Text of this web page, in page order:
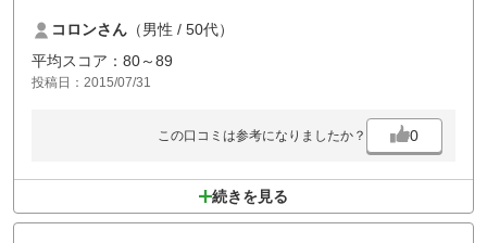
コロンさん （男性 / 50代）
平均スコア：80～89
投稿日：2015/07/31
この口コミは参考になりましたか？ 0
続きを見る